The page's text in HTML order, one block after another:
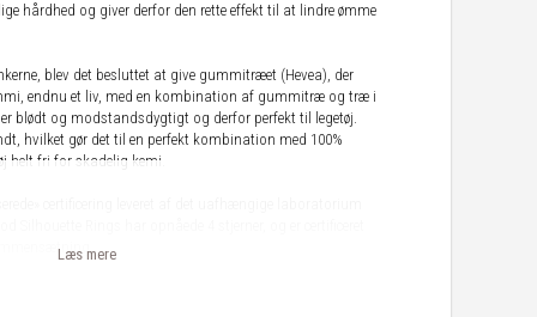
hårdhed og giver derfor den rette effekt til at lindre ømme
blev det besluttet at give gummitræet (Hevea), der
endnu et liv, med en kombination af gummitræ og træ i
blødt og modstandsdygtigt og derfor perfekt til legetøj.
hvilket gør det til en perfekt kombination med 100%
helt fri for skadelig kemi.
Læs mere